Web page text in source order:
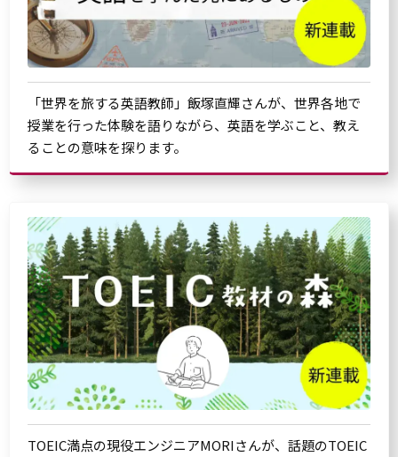
「世界を旅する英語教師」飯塚直輝さんが、世界各地で
授業を行った体験を語りながら、英語を学ぶこと、教え
ることの意味を探ります。
TOEIC満点の現役エンジニアMORIさんが、話題のTOEIC